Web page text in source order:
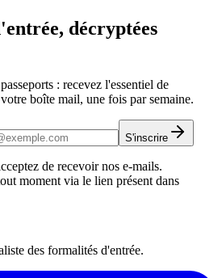
décryptées
: recevez l'essentiel de
boîte mail, une fois par semaine.
S'inscrire
de recevoir nos e-mails.
moment via le lien présent dans
des formalités d'entrée.